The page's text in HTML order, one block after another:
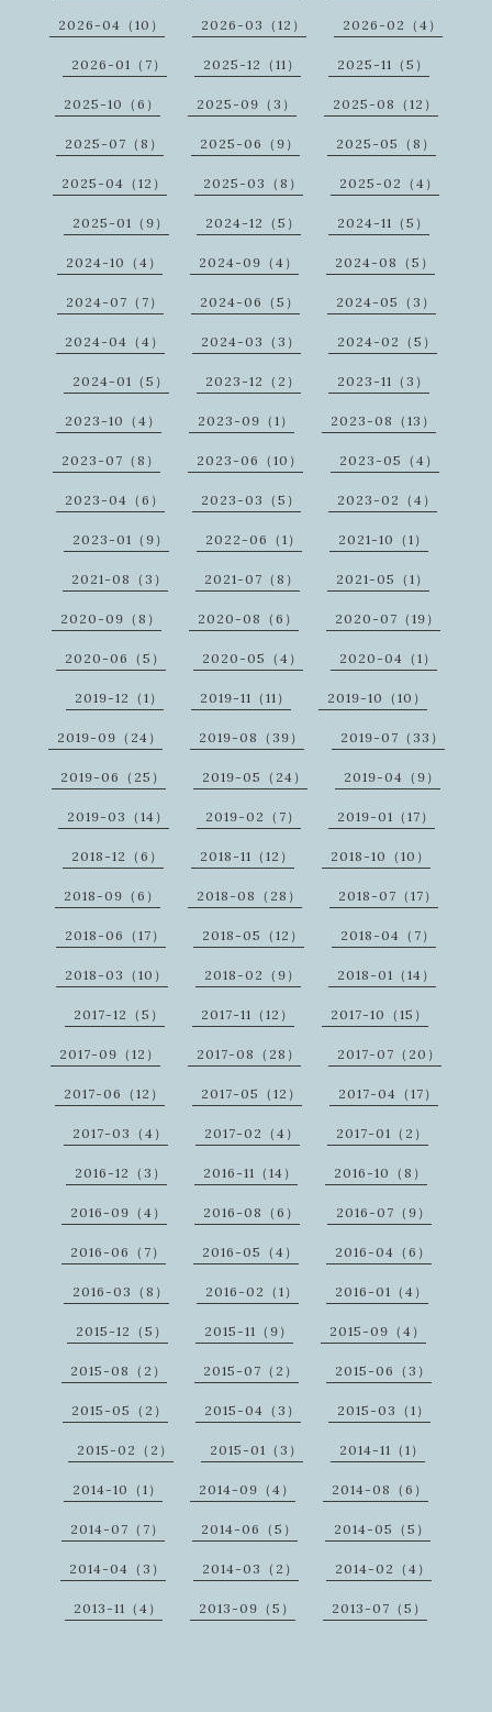
2026-04（10） 2026-03（12） 2026-02（4）
2026-01（7） 2025-12（11） 2025-11（5）
2025-10（6） 2025-09（3） 2025-08（12）
2025-07（8） 2025-06（9） 2025-05（8）
2025-04（12） 2025-03（8） 2025-02（4）
2025-01（9） 2024-12（5） 2024-11（5）
2024-10（4） 2024-09（4） 2024-08（5）
2024-07（7） 2024-06（5） 2024-05（3）
2024-04（4） 2024-03（3） 2024-02（5）
2024-01（5） 2023-12（2） 2023-11（3）
2023-10（4） 2023-09（1） 2023-08（13）
2023-07（8） 2023-06（10） 2023-05（4）
2023-04（6） 2023-03（5） 2023-02（4）
2023-01（9） 2022-06（1） 2021-10（1）
2021-08（3） 2021-07（8） 2021-05（1）
2020-09（8） 2020-08（6） 2020-07（19）
2020-06（5） 2020-05（4） 2020-04（1）
2019-12（1） 2019-11（11） 2019-10（10）
2019-09（24） 2019-08（39） 2019-07（33）
2019-06（25） 2019-05（24） 2019-04（9）
2019-03（14） 2019-02（7） 2019-01（17）
2018-12（6） 2018-11（12） 2018-10（10）
2018-09（6） 2018-08（28） 2018-07（17）
2018-06（17） 2018-05（12） 2018-04（7）
2018-03（10） 2018-02（9） 2018-01（14）
2017-12（5） 2017-11（12） 2017-10（15）
2017-09（12） 2017-08（28） 2017-07（20）
2017-06（12） 2017-05（12） 2017-04（17）
2017-03（4） 2017-02（4） 2017-01（2）
2016-12（3） 2016-11（14） 2016-10（8）
2016-09（4） 2016-08（6） 2016-07（9）
2016-06（7） 2016-05（4） 2016-04（6）
2016-03（8） 2016-02（1） 2016-01（4）
2015-12（5） 2015-11（9） 2015-09（4）
2015-08（2） 2015-07（2） 2015-06（3）
2015-05（2） 2015-04（3） 2015-03（1）
2015-02（2） 2015-01（3） 2014-11（1）
2014-10（1） 2014-09（4） 2014-08（6）
2014-07（7） 2014-06（5） 2014-05（5）
2014-04（3） 2014-03（2） 2014-02（4）
2013-11（4） 2013-09（5） 2013-07（5）